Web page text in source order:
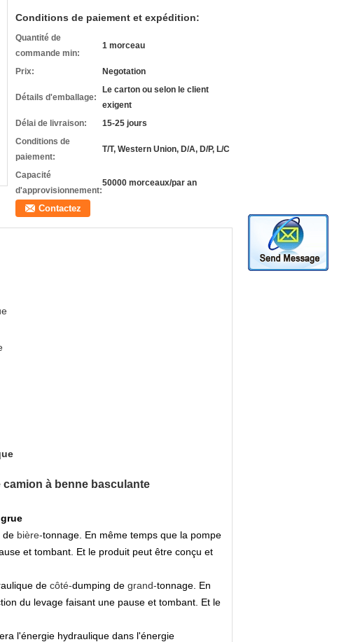
Conditions de paiement et expédition:
Quantité de
commande min:
1 morceau
Prix: Negotation
Détails d'emballage:
Le carton ou selon le client
exigent
Délai de livraison:
15-25 jours
Conditions de
paiement:
T/T, Western Union, D/A, D/P, L/C
Capacité
d'approvisionnement:
50000 morceaux/par an
Contactez
à benne basculante
de bière-tonnage. En même temps que la pompe
et tombant. Et le produit peut être conçu et
de côté-dumping de grand-tonnage. En
du levage faisant une pause et tombant. Et le
l'énergie hydraulique dans l'énergie